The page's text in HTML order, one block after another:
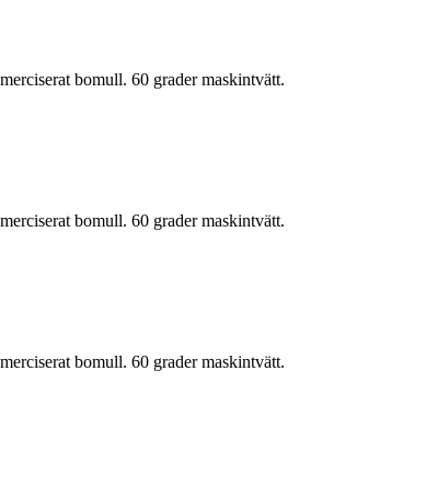
bomull. 60 grader maskintvätt.
bomull. 60 grader maskintvätt.
bomull. 60 grader maskintvätt.